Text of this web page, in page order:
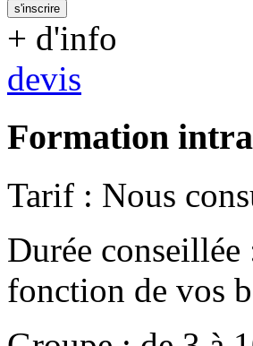
s'inscrire
+ d'info
devis
Formation
Tarif : Nous
Durée conseillée
fonction de vos